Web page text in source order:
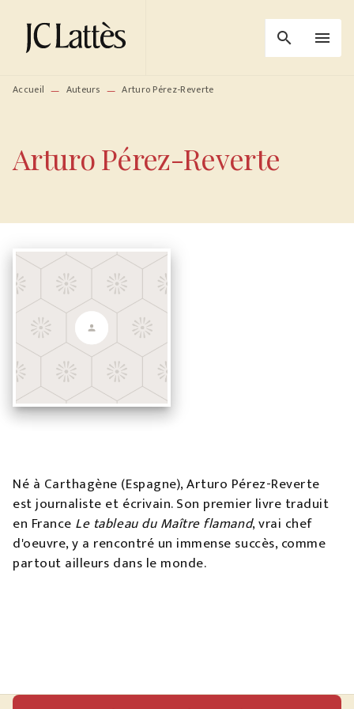
MENU RECHERCHE
PIED DE PAGE
search menu
Accueil — Auteurs — Arturo Pérez-Reverte
Arturo Pérez-Reverte
Né à Carthagène (Espagne), Arturo Pérez-Reverte
est journaliste et écrivain. Son premier livre traduit
en France Le tableau du Maître flamand, vrai chef
d'oeuvre, y a rencontré un immense succès, comme
partout ailleurs dans le monde.